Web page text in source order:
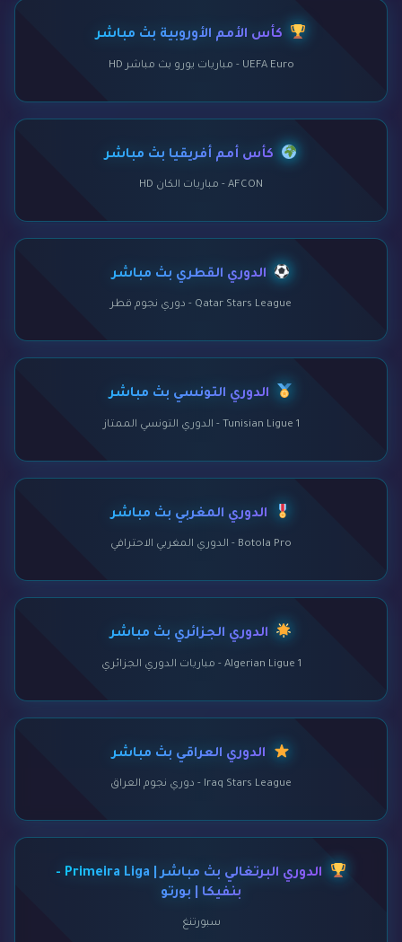
كأس الأمم الأوروبية بث مباشر
UEFA Euro - مباريات يورو بث مباشر HD
كأس أمم أفريقيا بث مباشر
AFCON - مباريات الكان HD
الدوري القطري بث مباشر
Qatar Stars League - دوري نجوم قطر
الدوري التونسي بث مباشر
Tunisian Ligue 1 - الدوري التونسي الممتاز
الدوري المغربي بث مباشر
Botola Pro - الدوري المغربي الاحترافي
الدوري الجزائري بث مباشر
Algerian Ligue 1 - مباريات الدوري الجزائري
الدوري العراقي بث مباشر
Iraq Stars League - دوري نجوم العراق
الدوري البرتغالي بث مباشر | Primeira Liga -
بنفيكا | بورتو
سبورتنغ